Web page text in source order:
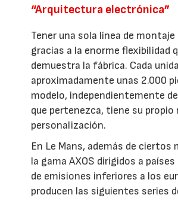
“Arquitectura electrónica”
Tener una sola línea de montaje
gracias a la enorme flexibilidad
demuestra la fábrica. Cada
aproximadamente unas 2.000
modelo, independientemente
que pertenezca, tiene su propio
personalización.
En Le Mans, además de ciertos
la gama AXOS dirigidos a
de emisiones inferiores a los
producen las siguientes series